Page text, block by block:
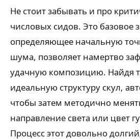
Не стоит забывать и про
числовых сидов. Это базовое
определяющее начальную
шума, позволяет намертво
удачную композицию. Найдя
идеальную структуру скул,
чтобы затем методично
направление света или цвет
Процесс этот довольно